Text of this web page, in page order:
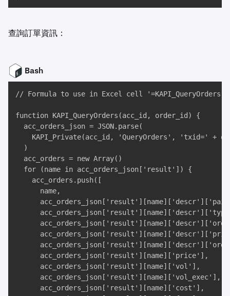
查詢訂單資訊：
Bash
// Formula to use in Excel cell
function KAPI_QueryOrders(acc_id, order_id) {
  acc_orders_json = JSON.parse(
KAPI_Private(acc_id, 'QueryOrders', 'txid=' +
  )
  acc_orders = new Array()
  for (name in acc_orders_json['result']) {
    acc_orders.push([
      name,
      acc_orders_json['result'][name]['price'],
      acc_orders_json['result'][name]['vol'],
      acc_orders_json['result'][name]['vol_exec'],
      acc_orders_json['result'][name]['cost'],